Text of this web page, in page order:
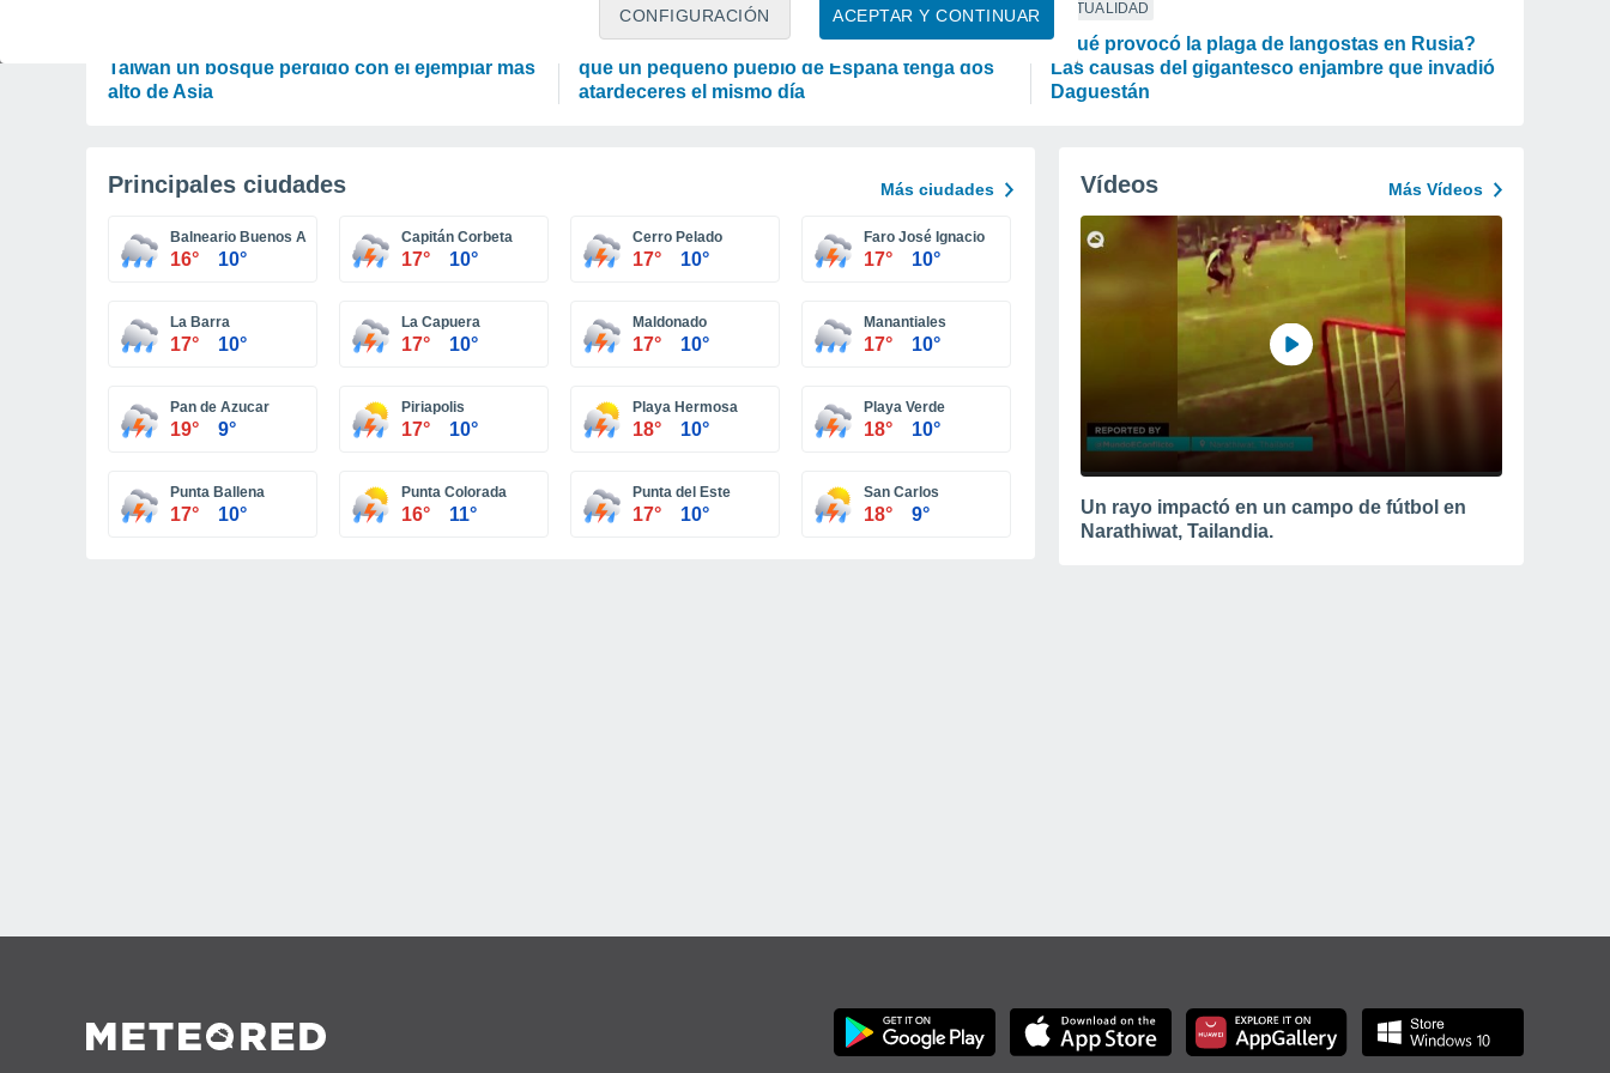
ACEPTAR Y CONTINUAR
CONFIGURACIÓN
Taiwán un bosque perdido con el ejemplar más
alto de Asia
ASTRONOMÍA
Un fenómeno astronómico único provocará
que un pequeño pueblo de España tenga dos
atardeceres el mismo día
ACTUALIDAD
¿Qué provocó la plaga de langostas en Rusia?
Las causas del gigantesco enjambre que invadió
Daguestán
Principales ciudades Más ciudades
Balneario Buenos Aires
16° 10°
Capitán Corbeta
17° 10°
Cerro Pelado
17° 10°
Faro José Ignacio
17° 10°
La Barra
17° 10°
La Capuera
17° 10°
Maldonado
17° 10°
Manantiales
17° 10°
Pan de Azucar
19° 9°
Piriapolis
17° 10°
Playa Hermosa
18° 10°
Playa Verde
18° 10°
Punta Ballena
17° 10°
Punta Colorada
16° 11°
Punta del Este
17° 10°
San Carlos
18° 9°
Vídeos Más Vídeos
Un rayo impactó en un campo de fútbol en
Narathiwat, Tailandia.